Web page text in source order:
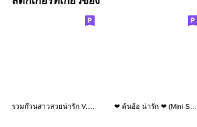
รวมก๊วนสาวสวยน่ารัก V.14 ❤ ต้นอ้อ น่ารัก ❤ (Mini Stickers)